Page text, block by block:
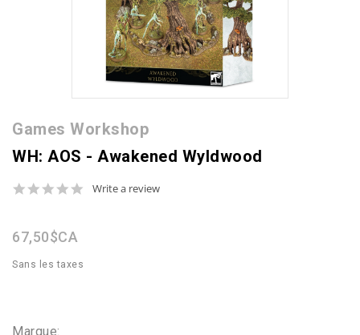
Games Workshop
WH: AOS - Awakened Wyldwood
0.0
Write a review
67,50$CA
Sans les taxes
Marque: